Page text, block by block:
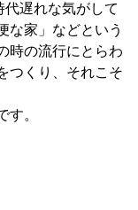
遅れな気がして
な家」などという
時の流行にとらわ
つくり、それこそ
す。